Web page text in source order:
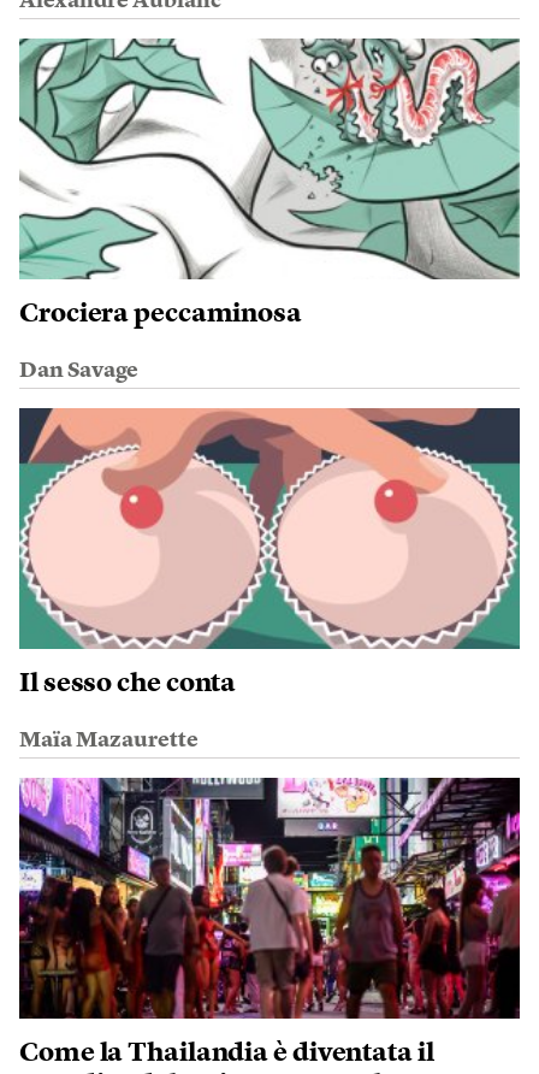
Crociera peccaminosa
Dan Savage
Il sesso che conta
Maïa Mazaurette
Come la Thailandia è diventata il